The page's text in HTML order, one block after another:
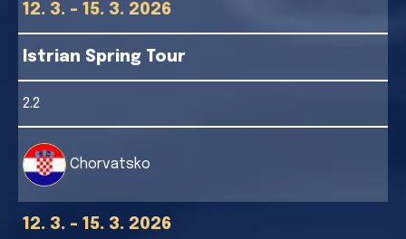
12. 3. - 15. 3. 2026
Istrian Spring Tour
2.2
Chorvatsko
12. 3. - 15. 3. 2026